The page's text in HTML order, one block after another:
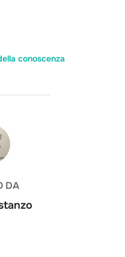
conoscenza
DA